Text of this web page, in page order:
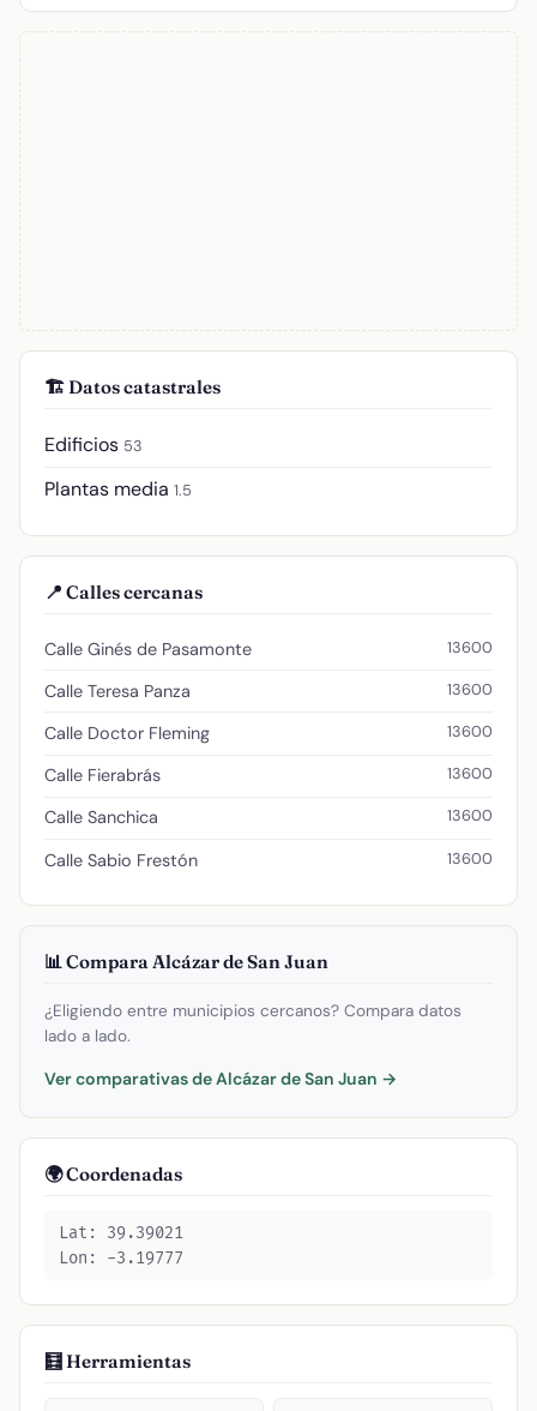
🏗️ Datos catastrales
Edificios 53
Plantas media 1.5
📍 Calles cercanas
Calle Ginés de Pasamonte 13600
Calle Teresa Panza 13600
Calle Doctor Fleming 13600
Calle Fierabrás 13600
Calle Sanchica 13600
Calle Sabio Frestón 13600
📊 Compara Alcázar de San Juan
¿Eligiendo entre municipios cercanos? Compara datos
lado a lado.
Ver comparativas de Alcázar de San Juan →
🌍 Coordenadas
Lat: 39.39021
Lon: -3.19777
🧮 Herramientas